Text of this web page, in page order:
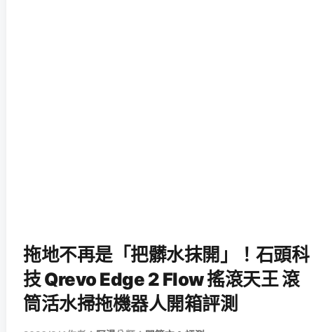
拖地不再是「把髒水抹開」！石頭科
技 Qrevo Edge 2 Flow 搖滾天王 滾
筒活水掃拖機器人開箱評測